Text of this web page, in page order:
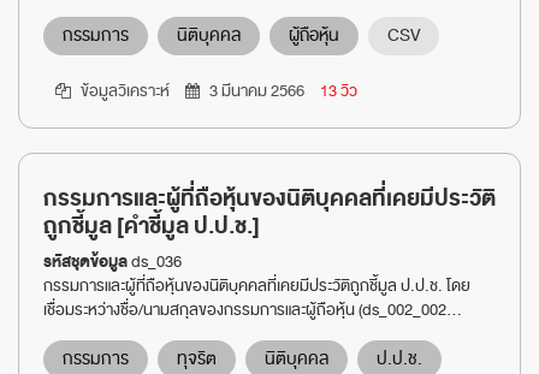
กรรมการ นิติบุคคล ผู้ถือหุ้น CSV
ข้อมูลวิเคราะห์ 3 มีนาคม 2566 13 วิว
กรรมการและผู้ที่ถือหุ้นของนิติบุคคลที่เคยมีประวัติ
ถูกชี้มูล [คำชี้มูล ป.ป.ช.]
รหัสชุดข้อมูลds_036
กรรมการและผู้ที่ถือหุ้นของนิติบุคคลที่เคยมีประวัติถูกชี้มูล ป.ป.ช. โดย
เชื่อมระหว่างชื่อ/นามสกุลของกรรมการและผู้ถือหุ้น (ds_002_002...
กรรมการ ทุจริต นิติบุคคล
ป.ป.ช.